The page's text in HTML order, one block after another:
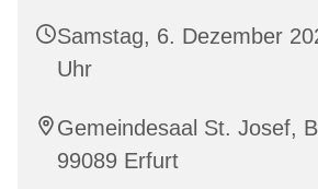
Samstag, 6. Dezember
Uhr
Gemeindesaal St. Josef,
99089 Erfurt